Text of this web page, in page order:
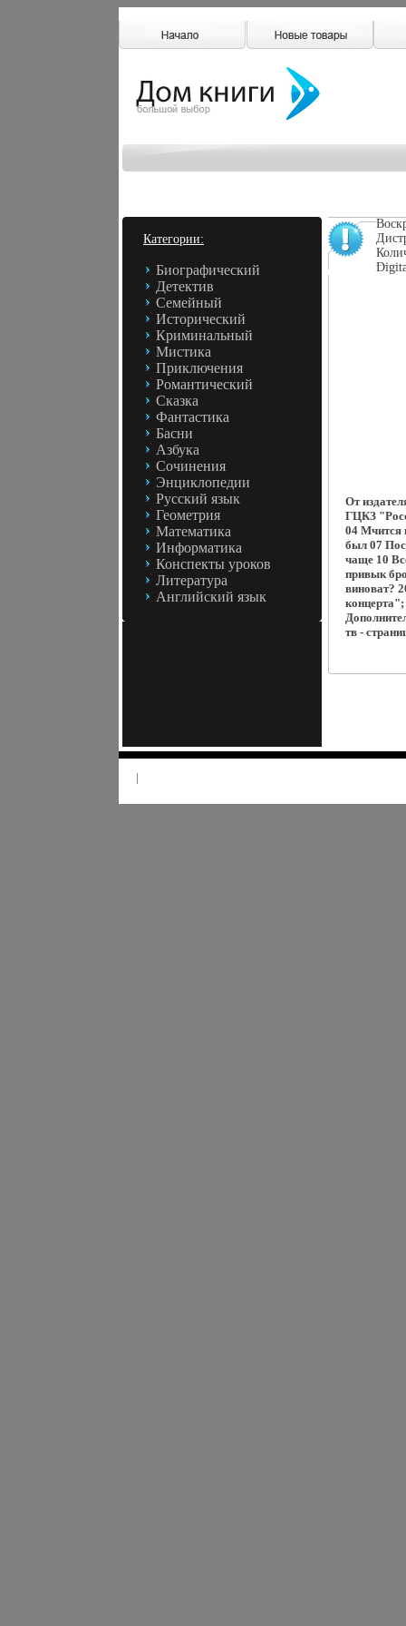
Категории:
Биографический
Детектив
Семейный
Исторический
Криминальный
Мистика
Приключения
Романтический
Сказка
Фантастика
Басни
Азбука
Сочинения
Энциклопедии
Русский язык
Геометрия
Математика
Информатика
Конспекты уроков
Литература
Английский язык
От
ГЦКЗ
04 Мчится
был 07
чаще 10
привык
виноват?
тв -
|